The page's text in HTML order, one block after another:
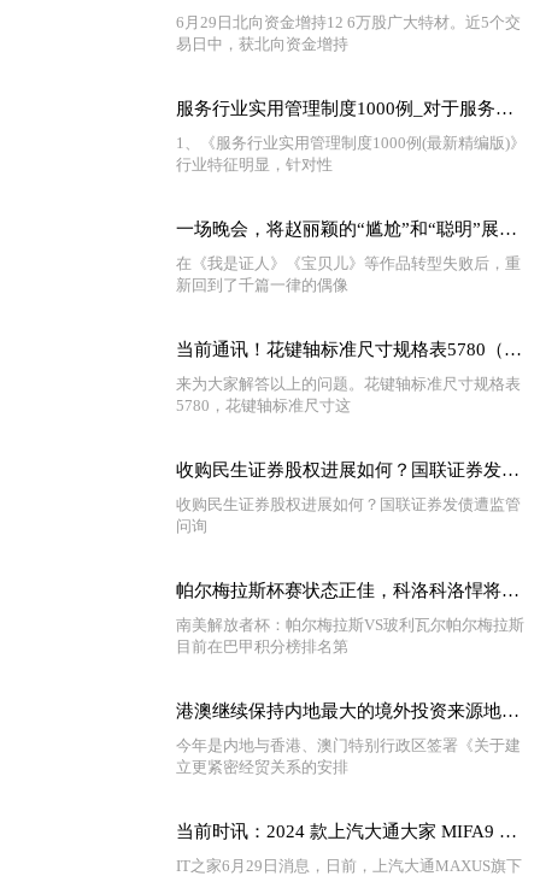
6月29日北向资金增持12 6万股广大特材。近5个交
易日中，获北向资金增持
服务行业实用管理制度1000例_对于服务行业实用管理制度1000例简单介绍
1、《服务行业实用管理制度1000例(最新精编版)》
行业特征明显，针对性
一场晚会，将赵丽颖的“尴尬”和“聪明”展现得淋漓尽致 环球要闻
在《我是证人》《宝贝儿》等作品转型失败后，重
新回到了千篇一律的偶像
当前通讯！花键轴标准尺寸规格表5780（花键轴标准尺寸）
来为大家解答以上的问题。花键轴标准尺寸规格表
5780，花键轴标准尺寸这
收购民生证券股权进展如何？国联证券发债遭监管问询-头条
收购民生证券股权进展如何？国联证券发债遭监管
问询
帕尔梅拉斯杯赛状态正佳，科洛科洛悍将复出，佩雷拉不能大意 世界速递
南美解放者杯：帕尔梅拉斯VS玻利瓦尔帕尔梅拉斯
目前在巴甲积分榜排名第
港澳继续保持内地最大的境外投资来源地和境外投资目的地
今年是内地与香港、澳门特别行政区签署《关于建
立更紧密经贸关系的安排
当前时讯：2024 款上汽大通大家 MIFA9 MPV 上市，号称两分半完成换电
IT之家6月29日消息，日前，上汽大通MAXUS旗下